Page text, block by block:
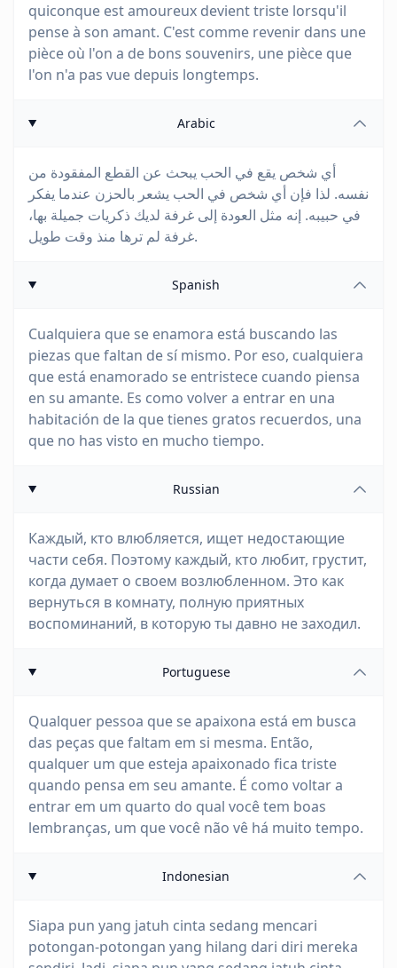
quiconque est amoureux devient triste lorsqu'il
pense à son amant. C'est comme revenir dans une
pièce où l'on a de bons souvenirs, une pièce que
l'on n'a pas vue depuis longtemps.
Arabic
أي شخص يقع في الحب يبحث عن القطع المفقودة من
نفسه. لذا فإن أي شخص في الحب يشعر بالحزن عندما يفكر
في حبيبه. إنه مثل العودة إلى غرفة لديك ذكريات جميلة بها،
غرفة لم ترها منذ وقت طويل.
Spanish
Cualquiera que se enamora está buscando las
piezas que faltan de sí mismo. Por eso, cualquiera
que está enamorado se entristece cuando piensa
en su amante. Es como volver a entrar en una
habitación de la que tienes gratos recuerdos, una
que no has visto en mucho tiempo.
Russian
Каждый, кто влюбляется, ищет недостающие
части себя. Поэтому каждый, кто любит, грустит,
когда думает о своем возлюбленном. Это как
вернуться в комнату, полную приятных
воспоминаний, в которую ты давно не заходил.
Portuguese
Qualquer pessoa que se apaixona está em busca
das peças que faltam em si mesma. Então,
qualquer um que esteja apaixonado fica triste
quando pensa em seu amante. É como voltar a
entrar em um quarto do qual você tem boas
lembranças, um que você não vê há muito tempo.
Indonesian
Siapa pun yang jatuh cinta sedang mencari
potongan-potongan yang hilang dari diri mereka